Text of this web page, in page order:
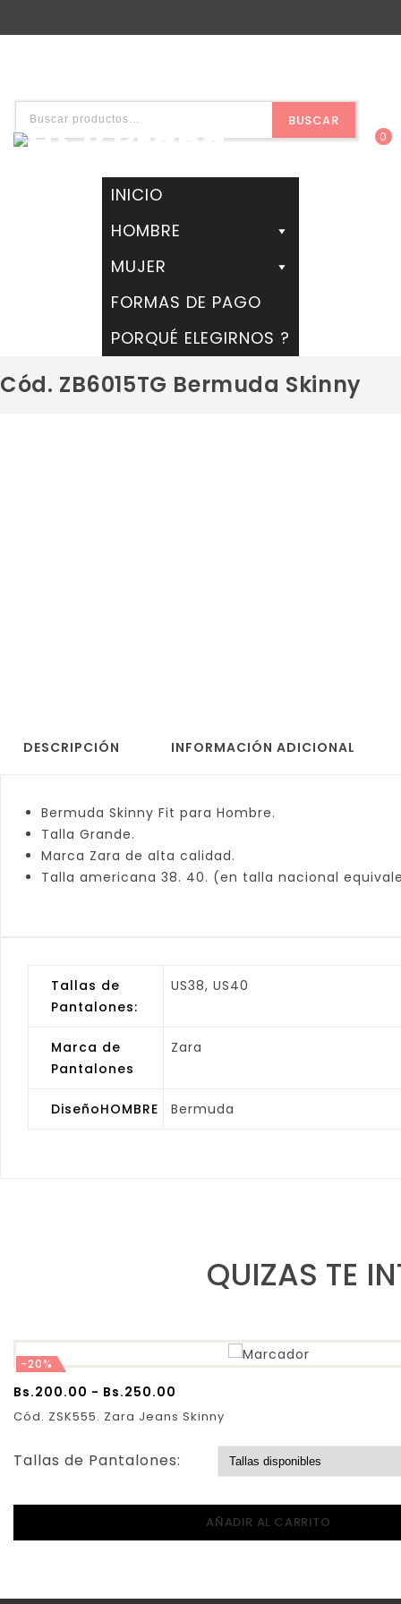
BUSCAR
0
INICIO
HOMBRE
MUJER
FORMAS DE PAGO
PORQUÉ ELEGIRNOS ?
Cód. ZB6015TG Bermuda Skinny
DESCRIPCIÓN INFORMACIÓN ADICIONAL
Bermuda Skinny Fit para Hombre.
Talla Grande.
Marca Zara de alta calidad.
Talla americana 38. 40. (en talla nacional
Tallas de
Pantalones:
US38, US40
Marca de
Pantalones
Zara
DiseñoHOMBRE Bermuda
QUIZAS TE
-20%
Bs.200.00 - Bs.250.00
Cód. ZSK555. Zara Jeans Skinny
Tallas de Pantalones:
AÑADIR AL CARRITO